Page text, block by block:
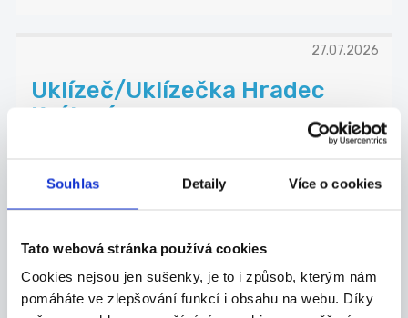
Souhlas Detaily Více o cookies
Tato webová stránka používá cookies
Cookies nejsou jen sušenky, je to i způsob, kterým nám
pomáháte ve zlepšování funkcí i obsahu na webu. Díky
27.07.2026
Uklízeč/Uklízečka Hradec
Králové
Hledáme brigádnice/brigádníky na dlouhodobou
Hradec Králové